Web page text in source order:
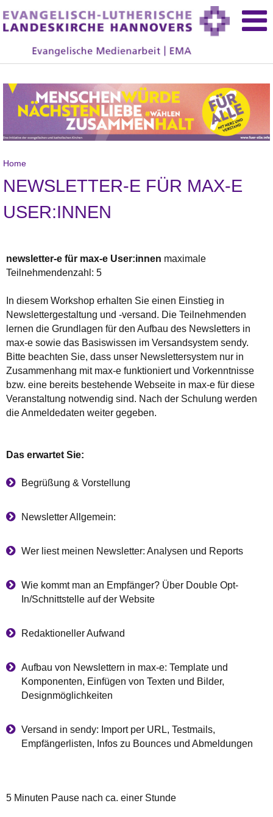
Home
NEWSLETTER-E FÜR MAX-E
USER:INNEN
newsletter-e für max-e User:innen maximale
Teilnehmendenzahl: 5
In diesem Workshop erhalten Sie einen Einstieg in
Newslettergestaltung und -versand. Die Teilnehmenden
lernen die Grundlagen für den Aufbau des Newsletters in
max-e sowie das Basiswissen im Versandsystem sendy.
Bitte beachten Sie, dass unser Newslettersystem nur in
Zusammenhang mit max-e funktioniert und Vorkenntnisse
bzw. eine bereits bestehende Webseite in max-e für diese
Veranstaltung notwendig sind. Nach der Schulung werden
die Anmeldedaten weiter gegeben.
Das erwartet Sie:
Begrüßung & Vorstellung
Newsletter Allgemein:
Wer liest meinen Newsletter: Analysen und Reports
Wie kommt man an Empfänger? Über Double Opt-
In/Schnittstelle auf der Website
Redaktioneller Aufwand
Aufbau von Newslettern in max-e: Template und
Komponenten, Einfügen von Texten und Bilder,
Designmöglichkeiten
Versand in sendy: Import per URL, Testmails,
Empfängerlisten, Infos zu Bounces und Abmeldungen
5 Minuten Pause nach ca. einer Stunde